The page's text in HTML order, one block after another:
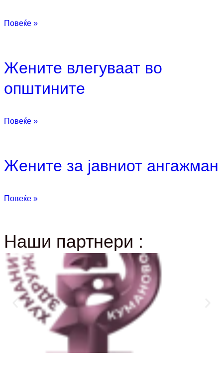
Повеќе »
Жените влегуваат во
општините
Повеќе »
Жените за јавниот ангажман
Повеќе »
Наши партнери :